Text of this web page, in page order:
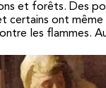
et forêts. Des
certains ont même
les flammes.